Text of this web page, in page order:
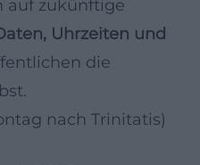
auf zukünftige
Uhrzeiten und
die
nach Trinitatis)